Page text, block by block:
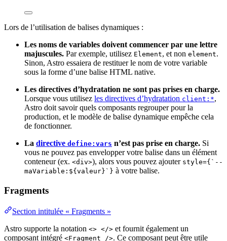
Lors de l’utilisation de balises dynamiques :
Les noms de variables doivent commencer par une lettre
majuscules. Par exemple, utilisez Element, et non element.
Sinon, Astro essaiera de restituer le nom de votre variable
sous la forme d’une balise HTML native.
Les directives d’hydratation ne sont pas prises en charge.
Lorsque vous utilisez les directives d’hydratation client:*,
Astro doit savoir quels composants regrouper pour la
production, et le modèle de balise dynamique empêche cela
de fonctionner.
La directive define:vars n’est pas prise en charge. Si
vous ne pouvez pas envelopper votre balise dans un élément
conteneur (ex. <div>), alors vous pouvez ajouter style={`--
maVariable:${valeur}`} à votre balise.
Fragments
Section intitulée « Fragments »
Astro supporte la notation <> </> et fournit également un
composant intégré <Fragment />. Ce composant peut être utile